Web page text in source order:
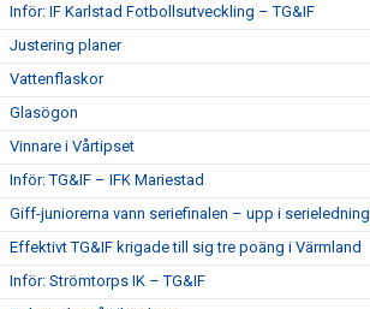
Inför: IF Karlstad Fotbollsutveckling – TG&IF
Justering planer
Vattenflaskor
Glasögon
Vinnare i Vårtipset
Inför: TG&IF – IFK Mariestad
Giff-juniorerna vann seriefinalen – upp i serieledning
Effektivt TG&IF krigade till sig tre poäng i Värmland
Inför: Strömtorps IK – TG&IF